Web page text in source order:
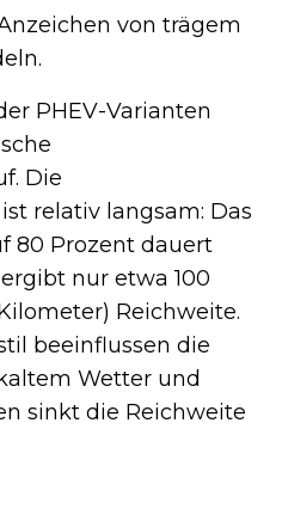
von trägem
PHEV-Varianten
Die
relativ langsam: Das
80 Prozent dauert
nur etwa 100
Reichweite.
beeinflussen die
Wetter und
sinkt die Reichweite